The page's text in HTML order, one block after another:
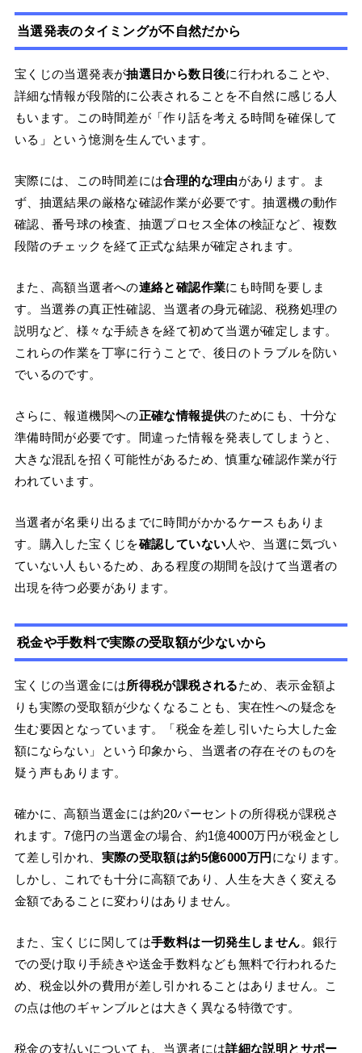
当選発表のタイミングが不自然だから
宝くじの当選発表が抽選日から数日後に行われることや、
詳細な情報が段階的に公表されることを不自然に感じる人
もいます。この時間差が「作り話を考える時間を確保して
いる」という憶測を生んでいます。
実際には、この時間差には合理的な理由があります。ま
ず、抽選結果の厳格な確認作業が必要です。抽選機の動作
確認、番号球の検査、抽選プロセス全体の検証など、複数
段階のチェックを経て正式な結果が確定されます。
また、高額当選者への連絡と確認作業にも時間を要しま
す。当選券の真正性確認、当選者の身元確認、税務処理の
説明など、様々な手続きを経て初めて当選が確定します。
これらの作業を丁寧に行うことで、後日のトラブルを防い
でいるのです。
さらに、報道機関への正確な情報提供のためにも、十分な
準備時間が必要です。間違った情報を発表してしまうと、
大きな混乱を招く可能性があるため、慎重な確認作業が行
われています。
当選者が名乗り出るまでに時間がかかるケースもありま
す。購入した宝くじを確認していない人や、当選に気づい
ていない人もいるため、ある程度の期間を設けて当選者の
出現を待つ必要があります。
税金や手数料で実際の受取額が少ないから
宝くじの当選金には所得税が課税されるため、表示金額よ
りも実際の受取額が少なくなることも、実在性への疑念を
生む要因となっています。「税金を差し引いたら大した金
額にならない」という印象から、当選者の存在そのものを
疑う声もあります。
確かに、高額当選金には約20パーセントの所得税が課税さ
れます。7億円の当選金の場合、約1億4000万円が税金とし
て差し引かれ、 実際の受取額は約5億6000万円 になります。
しかし、これでも十分に高額であり、人生を大きく変える
金額であることに変わりはありません。
また、宝くじに関しては手数料は一切発生しません。銀行
での受け取り手続きや送金手数料なども無料で行われるた
め、税金以外の費用が差し引かれることはありません。こ
の点は他のギャンブルとは大きく異なる特徴です。
税金の支払いについても、当選者には詳細な説明とサポー